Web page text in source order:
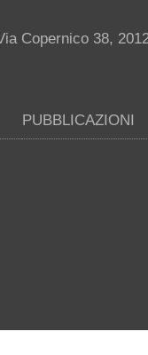
Copernico 38,
PUBBLICAZIONI